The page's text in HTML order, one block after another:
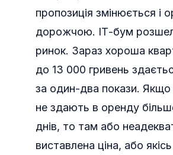
пропозиція змінюється і
дорожчою. ІТ-бум
ринок. Зараз хороша
до 13 000 гривень
за один-два покази. Якщо
не здають в оренду
днів, то там або
виставлена ціна, або якісь